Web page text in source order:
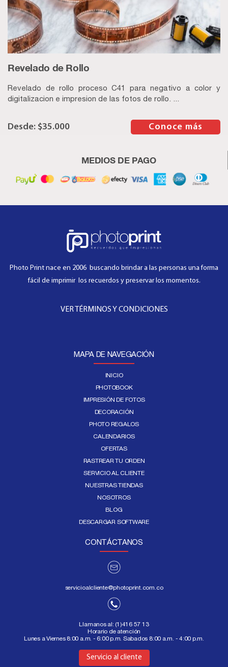
Revelado de Rollo
Revelado de rollo proceso C41 para negativo a color y
digitalizacion e impresion de las fotos de rollo. ...
$35.000 Conoce más
MEDIOS DE PAGO
Photo Print nace en 2006 buscando brindar a las personas una forma
fácil de imprimir los recuerdos y preservar los momentos.
VER TÉRMINOS Y CONDICIONES
MAPA DE NAVEGACIÓN
INICIO
PHOTOBOOK
IMPRESIÓN DE FOTOS
DECORACIÓN
PHOTO REGALOS
CALENDARIOS
OFERTAS
RASTREAR TU ORDEN
SERVICIO AL CLIENTE
NUESTRAS TIENDAS
NOSOTROS
BLOG
DESCARGAR SOFTWARE
CONTÁCTANOS
servicioalcliente@photoprint.com.co
Llamanos al: (1)416 57 13
Horario de atención
Lunes a Viernes 8:00 a.m. - 6:00 p.m. Sabados 8:00 a.m. - 4:00 p.m.
Servicio al cliente
Aquí